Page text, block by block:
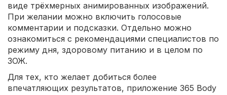
виде трёхмерных анимированных изображений.
При желании можно включить голосовые
комментарии и подсказки. Отдельно можно
ознакомиться с рекомендациями специалистов по
режиму дня, здоровому питанию и в целом по
ЗОЖ.
Для тех, кто желает добиться более
впечатляющих результатов, приложение 365 Body